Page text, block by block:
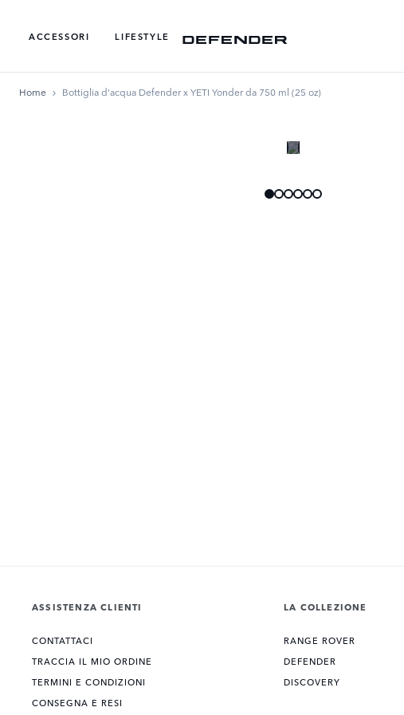
ACCESSORI
LIFESTYLE
Home Bottiglia d'acqua Defender x YETI Yonder da 750 ml (25 oz)
ASSISTENZA CLIENTI
CONTATTACI
TRACCIA IL MIO ORDINE
TERMINI E CONDIZIONI
CONSEGNA E RESI
LA COLLEZIONE
RANGE ROVER
DEFENDER
DISCOVERY